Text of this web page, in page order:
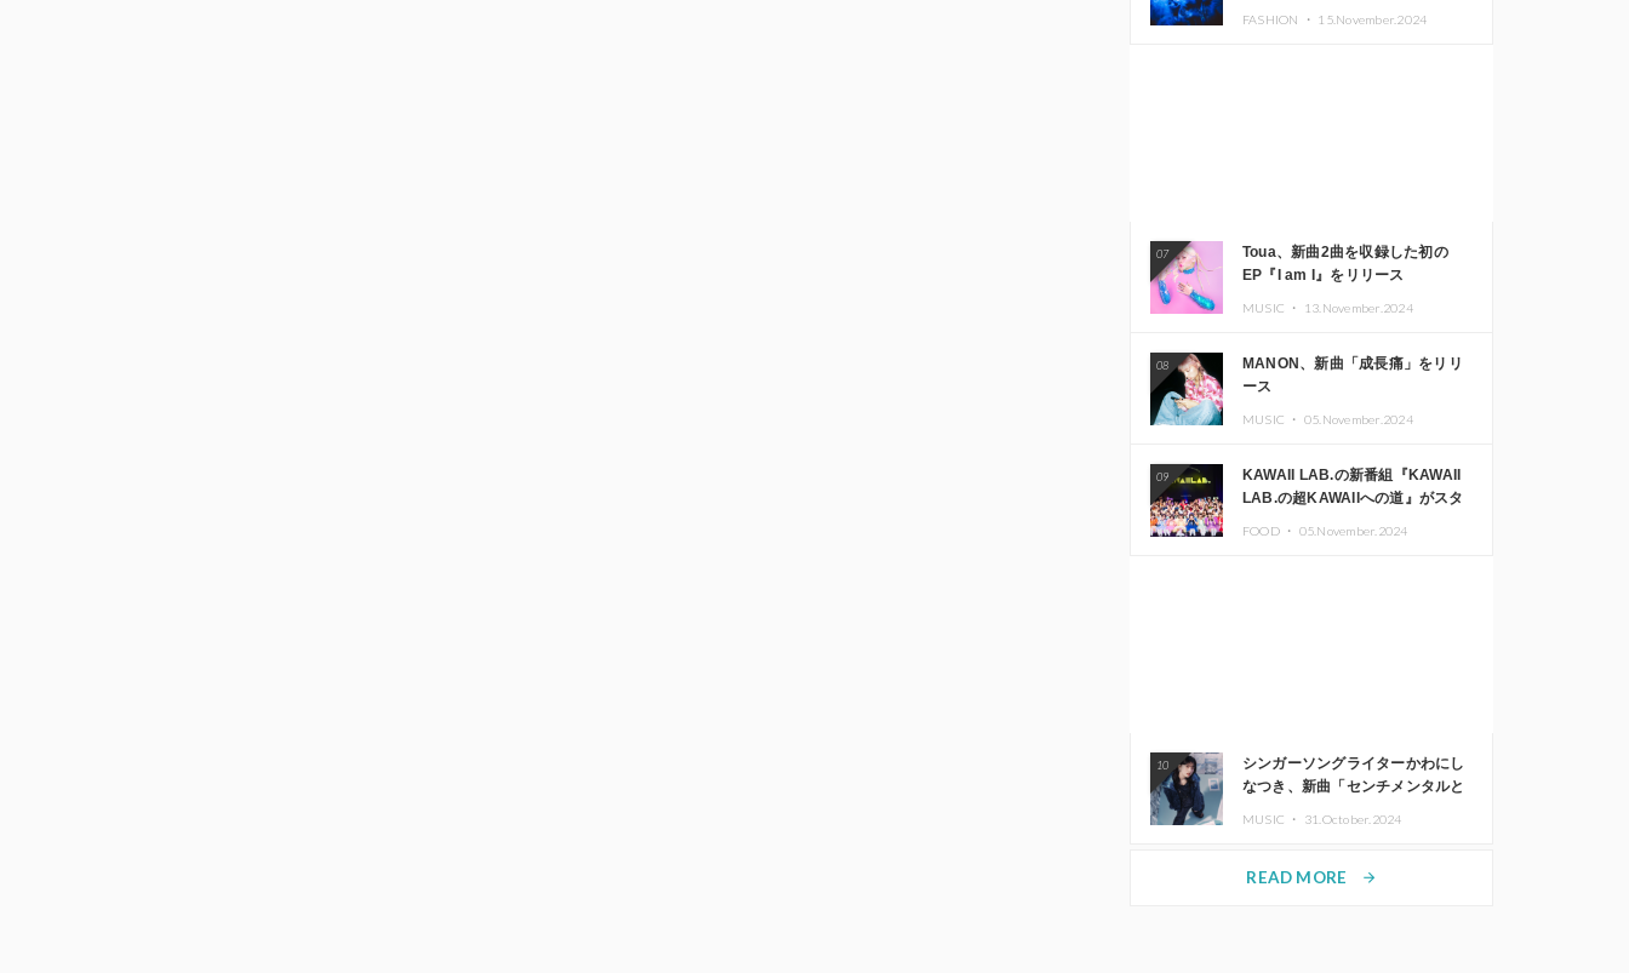
FASHION ・ 15.November.2024
07
Toua、新曲2曲を収録した初の
EP『I am I』をリリース
MUSIC ・ 13.November.2024
08
MANON、新曲「成長痛」をリリ
ース
MUSIC ・ 05.November.2024
09
KAWAII LAB.の新番組『KAWAII
LAB.の超KAWAIIへの道』がスタ
FOOD ・ 05.November.2024
10
シンガーソングライターかわにし
なつき、新曲「センチメンタルと
MUSIC ・ 31.October.2024
READ MORE arrow_forward